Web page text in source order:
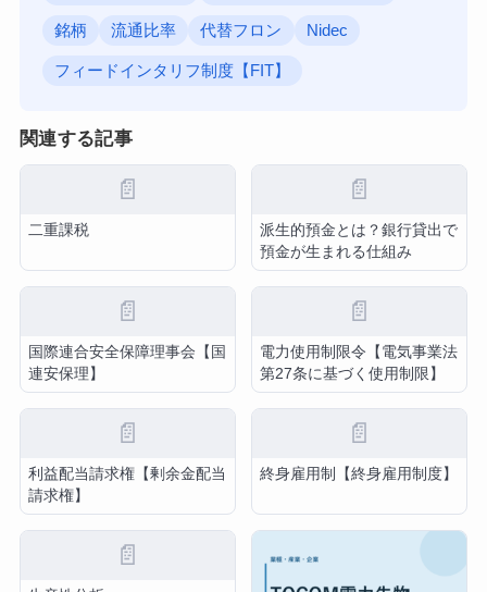
銘柄 流通比率 代替フロン Nidec
フィードインタリフ制度【FIT】
関連する記事
📄
二重課税
📄
派生的預金とは？銀行貸出で
預金が生まれる仕組み
📄
国際連合安全保障理事会【国
連安保理】
📄
電力使用制限令【電気事業法
第27条に基づく使用制限】
📄
利益配当請求権【剰余金配当
請求権】
📄
終身雇用制【終身雇用制度】
📄